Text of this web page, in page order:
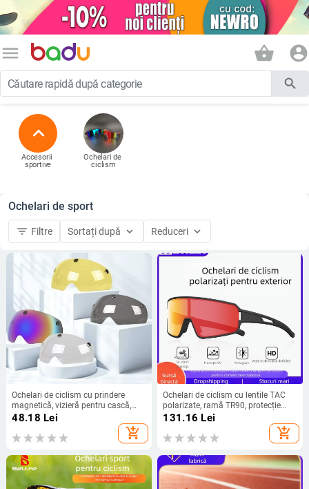
menu shopping_basket account_circle
search
expand_less
Accesorii
sportive
Ochelari de
ciclism
Ochelari de sport
filter_list Filtre Sortați după keyboard_arrow_down Reduceri keyboard_arrow_down
Ochelari de ciclism cu prindere
magnetică, vizieră pentru cască,
impermeabili și protecție solară
48.18 Lei
add_shopping_cart
Ochelari de ciclism cu lentile TAC
polarizate, ramă TR90, protecție
împotriva vântului și UV, punți
131.16 Lei
add_shopping_cart